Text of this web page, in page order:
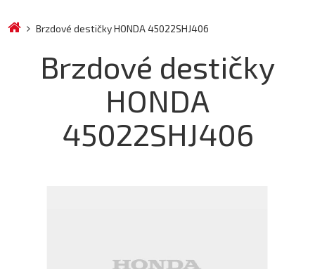
Brzdové destičky HONDA 45022SHJ406
Brzdové destičky
HONDA
45022SHJ406